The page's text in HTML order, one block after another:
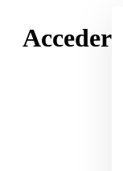
Acceder